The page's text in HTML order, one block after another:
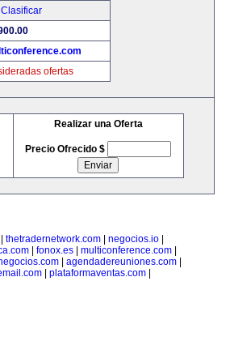
ofertas
Realizar una Oferta
Precio Ofrecido $
thetradernetwork.com negocios.io
fonox.es multiconference.com
agendadereuniones.com
plataformaventas.com